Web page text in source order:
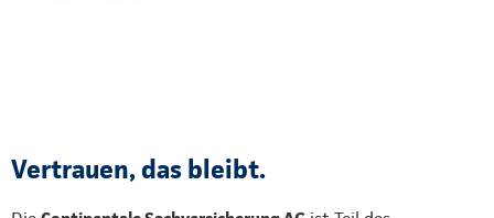
Vertrauen, das bleibt.